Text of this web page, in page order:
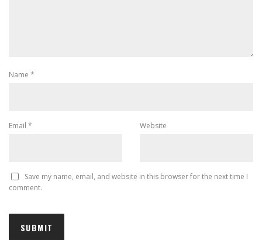
Name *
Email * Website
Save my name, email, and website in this browser for the next time I
comment.